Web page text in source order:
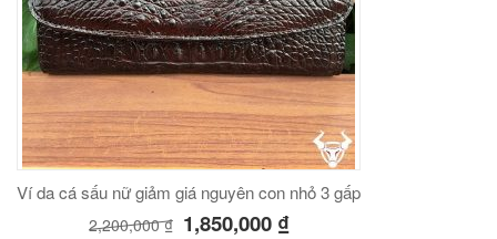
Ví da cá sấu nữ giảm giá nguyên con nhỏ 3 gấp
2,200,000₫ 1,850,000 ₫